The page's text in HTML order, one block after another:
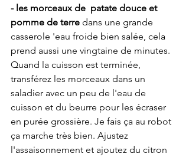
- les morceaux de  patate douce et
pomme de terre dans une grande
casserole 'eau froide bien salée, cela
prend aussi une vingtaine de minutes.
Quand la cuisson est terminée,
transférez les morceaux dans un
saladier avec un peu de l'eau de
cuisson et du beurre pour les écraser
en purée grossière. Je fais ça au robot
ça marche très bien. Ajustez
l'assaisonnement et ajoutez du citron